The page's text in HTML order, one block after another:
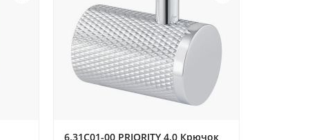
6.31С01-00 PRIORITY 4.0 Крючок